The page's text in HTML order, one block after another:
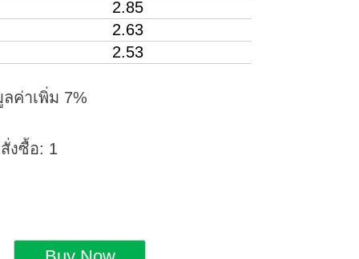
2.85
2.63
2.53
ค่าเพิ่ม 7%
งซื้อ: 1